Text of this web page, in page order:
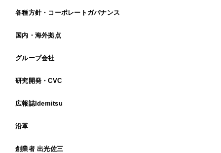
各種方針・コーポレートガバナンス
国内・海外拠点
グループ会社
研究開発・CVC
広報誌Idemitsu
沿革
創業者 出光佐三